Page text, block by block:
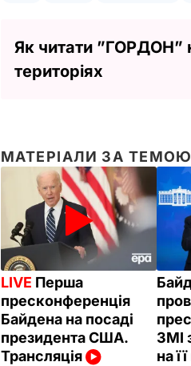
Як читати ”ГОРДОН”
територіях
МАТЕРІАЛИ ЗА ТЕМОЮ
LIVE Перша
пресконференція
Байдена на посаді
президента США.
Трансляція
ЗМІ
на